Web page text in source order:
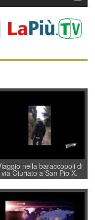
nella baraccopoli di
via Giuriato a San Pio X.
ai Vicentini: “faremo
un regalo di Natale ai
residenti”